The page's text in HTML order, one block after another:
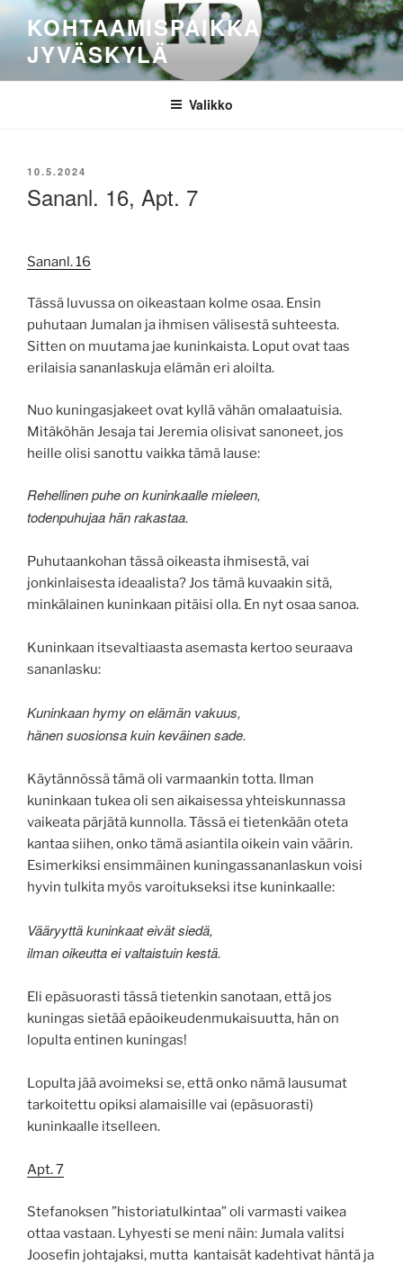
sisältöönKOHTAAMISPAIKKA
JYVÄSKYLÄ
Valikko
JULKAISTU
10.5.2024
Sananl. 16, Apt. 7
Sananl. 16
Tässä luvussa on oikeastaan kolme osaa. Ensin
puhutaan Jumalan ja ihmisen välisestä suhteesta.
Sitten on muutama jae kuninkaista. Loput ovat taas
erilaisia sananlaskuja elämän eri aloilta.
Nuo kuningasjakeet ovat kyllä vähän omalaatuisia.
Mitäköhän Jesaja tai Jeremia olisivat sanoneet, jos
heille olisi sanottu vaikka tämä lause:
Rehellinen puhe on kuninkaalle mieleen,
todenpuhujaa hän rakastaa.
Puhutaankohan tässä oikeasta ihmisestä, vai
jonkinlaisesta ideaalista? Jos tämä kuvaakin sitä,
minkälainen kuninkaan pitäisi olla. En nyt osaa sanoa.
Kuninkaan itsevaltiaasta asemasta kertoo seuraava
sananlasku:
Kuninkaan hymy on elämän vakuus,
hänen suosionsa kuin keväinen sade.
Käytännössä tämä oli varmaankin totta. Ilman
kuninkaan tukea oli sen aikaisessa yhteiskunnassa
vaikeata pärjätä kunnolla. Tässä ei tietenkään oteta
kantaa siihen, onko tämä asiantila oikein vain väärin.
Esimerkiksi ensimmäinen kuningassananlaskun voisi
hyvin tulkita myös varoitukseksi itse kuninkaalle:
Vääryyttä kuninkaat eivät siedä,
ilman oikeutta ei valtaistuin kestä.
Eli epäsuorasti tässä tietenkin sanotaan, että jos
kuningas sietää epäoikeudenmukaisuutta, hän on
lopulta entinen kuningas!
Lopulta jää avoimeksi se, että onko nämä lausumat
tarkoitettu opiksi alamaisille vai (epäsuorasti)
kuninkaalle itselleen.
Apt. 7
Stefanoksen ”historiatulkintaa” oli varmasti vaikea
ottaa vastaan. Lyhyesti se meni näin: Jumala valitsi
Joosefin johtajaksi, mutta kantaisät kadehtivat häntä ja